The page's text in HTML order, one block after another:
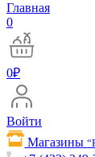
Главная
0
0₽
Войти
Магазины